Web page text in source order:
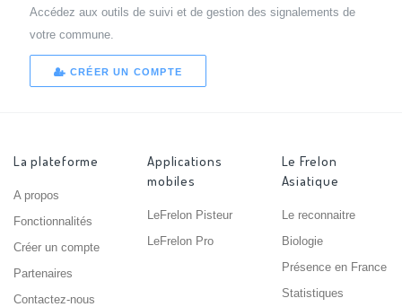
Accédez aux outils de suivi et de gestion des signalements de
votre commune.
CRÉER UN COMPTE
La plateforme
A propos
Fonctionnalités
Créer un compte
Partenaires
Contactez-nous
Applications
mobiles
LeFrelon Pisteur
LeFrelon Pro
Le Frelon
Asiatique
Le reconnaitre
Biologie
Présence en France
Statistiques